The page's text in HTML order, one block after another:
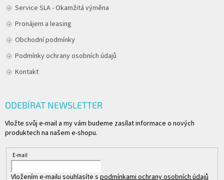
Service SLA - Okamžitá výměna
Pronájem a leasing
Obchodní podmínky
Podmínky ochrany osobních údajů
Kontakt
ODEBÍRAT NEWSLETTER
Vložte svůj e-mail a my vám budeme zasílat informace o nových
produktech na našem e-shopu.
E-mail
Vložením e-mailu souhlasíte s podmínkami ochrany osobních údajů